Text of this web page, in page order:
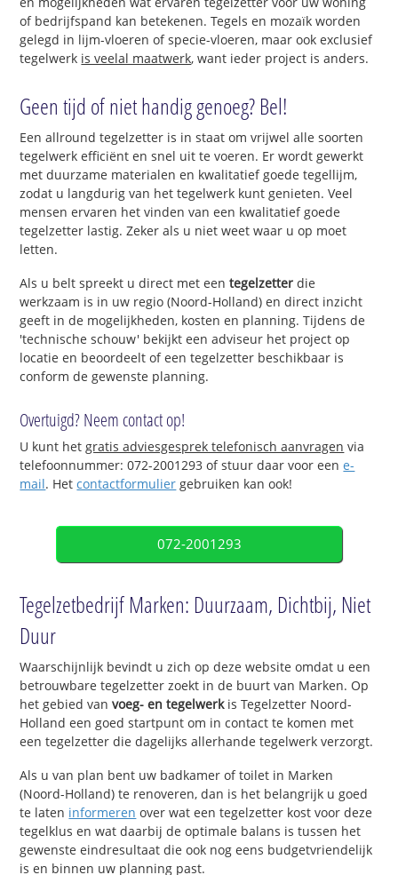
of bedrijfspand kan betekenen. Tegels en mozaïk worden
gelegd in lijm-vloeren of specie-vloeren, maar ook exclusief
tegelwerk is veelal maatwerk, want ieder project is anders.
Geen tijd of niet handig genoeg? Bel!
Een allround tegelzetter is in staat om vrijwel alle soorten
tegelwerk efficiënt en snel uit te voeren. Er wordt gewerkt
met duurzame materialen en kwalitatief goede tegellijm,
zodat u langdurig van het tegelwerk kunt genieten. Veel
mensen ervaren het vinden van een kwalitatief goede
tegelzetter lastig. Zeker als u niet weet waar u op moet
letten.
Als u belt spreekt u direct met eentegelzetter die
werkzaam is in uw regio (Noord-Holland) en direct inzicht
geeft in de mogelijkheden, kosten en planning. Tijdens de
'technische schouw' bekijkt een adviseur het project op
locatie en beoordeelt of een tegelzetter beschikbaar is
conform de gewenste planning.
Overtuigd? Neem contact op!
U kunt hetgratis adviesgesprek telefonisch aanvragen via
telefoonnummer: 072-2001293 of stuur daar voor eene-
mail. Hetcontactformulier gebruiken kan ook!
072-2001293
Tegelzetbedrijf Marken: Duurzaam, Dichtbij, Niet
Duur
Waarschijnlijk bevindt u zich op deze website omdat u een
betrouwbare tegelzetter zoekt in de buurt van Marken. Op
het gebied van voeg- en tegelwerkis Tegelzetter Noord-
Holland een goed startpunt om in contact te komen met
een tegelzetter die dagelijks allerhande tegelwerk verzorgt.
Als u van plan bent uw badkamer of toilet in Marken
(Noord-Holland) te renoveren, dan is het belangrijk u goed
te laten informeren over wat een tegelzetter kost voor deze
tegelklus en wat daarbij de optimale balans is tussen het
gewenste eindresultaat die ook nog eens budgetvriendelijk
is en binnen uw planning past.